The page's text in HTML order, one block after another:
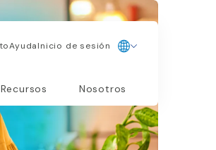
AyudaInicio de sesión
Recursos Nosotros